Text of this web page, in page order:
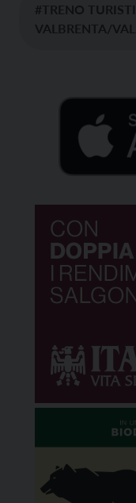
#TRENO
VALBRENTA/